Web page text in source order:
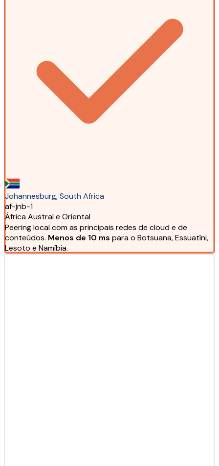
Johannesburg, South Africa
af-jnb-1
África Austral e Oriental
Peering local com as principais redes de cloud e de
conteúdos. Menos de 10 ms para o Botsuana, Essuatíni,
Lesoto e Namíbia.